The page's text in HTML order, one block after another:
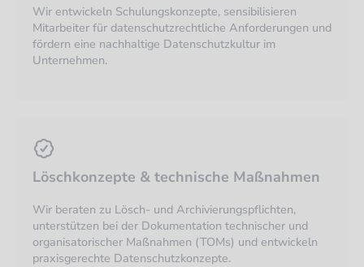
Wir entwickeln Schulungskonzepte, sensibilisieren
Mitarbeiter für datenschutzrechtliche Anforderungen und
fördern eine nachhaltige Datenschutzkultur im
Unternehmen.
Löschkonzepte & technische Maßnahmen
Wir beraten zu Lösch- und Archivierungspflichten,
unterstützen bei der Dokumentation technischer und
organisatorischer Maßnahmen (TOMs) und entwickeln
praxisgerechte Datenschutzkonzepte.